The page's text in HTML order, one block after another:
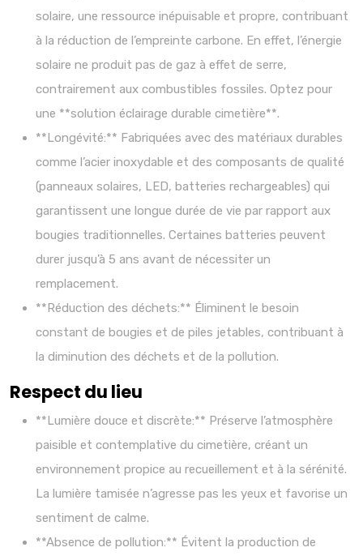
solaire, une ressource inépuisable et propre, contribuant
à la réduction de l’empreinte carbone. En effet, l’énergie
solaire ne produit pas de gaz à effet de serre,
contrairement aux combustibles fossiles. Optez pour
une **solution éclairage durable cimetière**.
**Longévité:** Fabriquées avec des matériaux durables
comme l’acier inoxydable et des composants de qualité
(panneaux solaires, LED, batteries rechargeables) qui
garantissent une longue durée de vie par rapport aux
bougies traditionnelles. Certaines batteries peuvent
durer jusqu’à 5 ans avant de nécessiter un
remplacement.
**Réduction des déchets:** Éliminent le besoin
constant de bougies et de piles jetables, contribuant à
la diminution des déchets et de la pollution.
Respect du lieu
**Lumière douce et discrète:** Préserve l’atmosphère
paisible et contemplative du cimetière, créant un
environnement propice au recueillement et à la sérénité.
La lumière tamisée n’agresse pas les yeux et favorise un
sentiment de calme.
**Absence de pollution:** Évitent la production de